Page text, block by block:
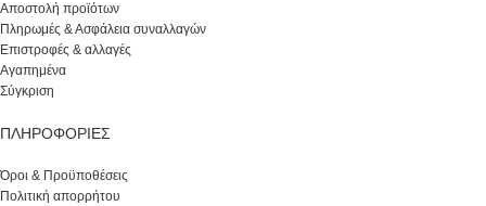
Αποστολή προϊότων
Πληρωμές & Ασφάλεια συναλλαγών
Επιστροφές & αλλαγές
Αγαπημένα
Σύγκριση
ΠΛΗΡΟΦΟΡΙΕΣ
Όροι & Προϋποθέσεις
Πολιτική απορρήτου